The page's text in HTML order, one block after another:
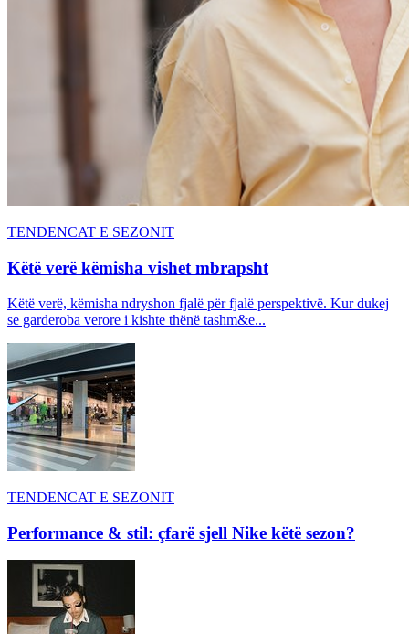
TENDENCAT E SEZONIT
Këtë verë këmisha vishet mbrapsht
Këtë verë, këmisha ndryshon fjalë për fjalë perspektivë. Kur dukej
se garderoba verore i kishte thënë tashm&e...
TENDENCAT E SEZONIT
Performance & stil: çfarë sjell Nike këtë sezon?